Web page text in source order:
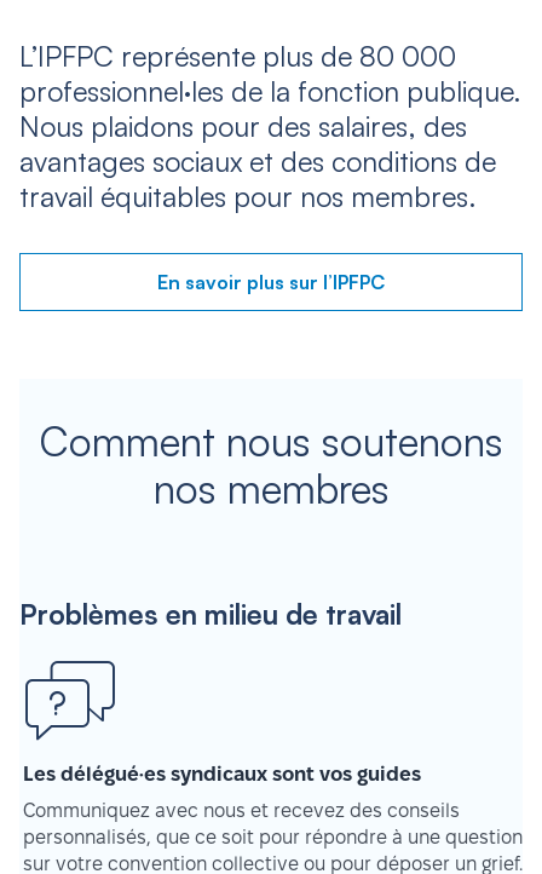
L’IPFPC représente plus de 80 000
professionnel·les de la fonction publique.
Nous plaidons pour des salaires, des
avantages sociaux et des conditions de
travail équitables pour nos membres.
En savoir plus sur l’IPFPC
Comment nous soutenons
nos membres
Problèmes en milieu de travail
Les délégué·es syndicaux sont vos guides
Communiquez avec nous et recevez des conseils
personnalisés, que ce soit pour répondre à une question
sur votre convention collective ou pour déposer un grief.